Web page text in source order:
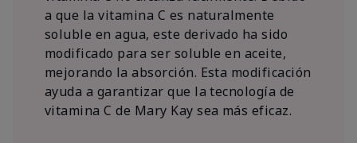
a que la vitamina C es naturalmente
soluble en agua, este derivado ha sido
modificado para ser soluble en aceite,
mejorando la absorción. Esta modificación
ayuda a garantizar que la tecnología de
vitamina C de Mary Kay sea más eficaz.